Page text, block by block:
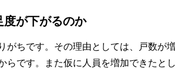
度が下がるのか
ちです。その理由としては、戸数が
です。また仮に人員を増加できたと